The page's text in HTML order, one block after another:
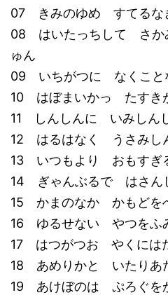
07 きみのゆめ すてるな
08 はいたっちして さか
ゅん
09 いちがつに なくこと
10 はぼまいかっ たすき
11 しんしんに いみしん
12 はるはなく うさみし
13 いつもより おもすぎ
14 ぎゃんぶるで はさん
15 かまのなか かもどを
16 ゆるせない やつをふ
17 はつがつお やくには
18 あめりかと いたりあ
19 あけぼのは ぷろぐを